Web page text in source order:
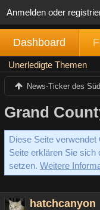
Anmelden oder
Dashboard
Unerledigte Themen
News-Ticker des
Grand
Diese Seite
Seite erklären Sie sich
setzen. Weitere
hatchcanyon